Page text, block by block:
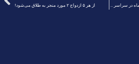
تشکیل دادگاه‌ های صلح از اول مهر ماه در سراسر کشور از هر ۵ ازدواج ۲ مورد منجر به طلاق می‌شود!